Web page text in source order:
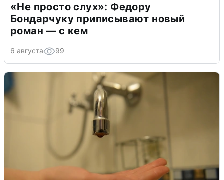
«Не просто слух»: Федору
Бондарчуку приписывают новый
роман — с кем
6 августа 99